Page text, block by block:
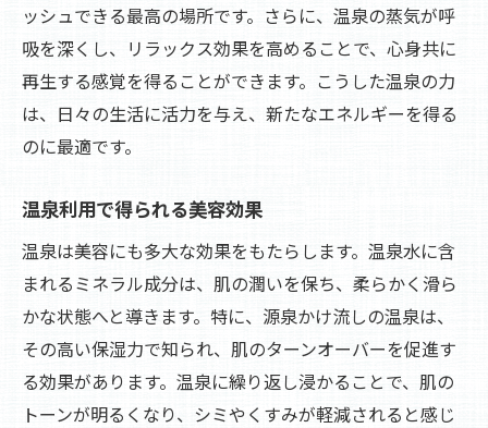
ッシュできる最高の場所です。さらに、温泉の蒸気が呼
吸を深くし、リラックス効果を高めることで、心身共に
再生する感覚を得ることができます。こうした温泉の力
は、日々の生活に活力を与え、新たなエネルギーを得る
のに最適です。
温泉利用で得られる美容効果
温泉は美容にも多大な効果をもたらします。温泉水に含
まれるミネラル成分は、肌の潤いを保ち、柔らかく滑ら
かな状態へと導きます。特に、源泉かけ流しの温泉は、
その高い保湿力で知られ、肌のターンオーバーを促進す
る効果があります。温泉に繰り返し浸かることで、肌の
トーンが明るくなり、シミやくすみが軽減されると感じ